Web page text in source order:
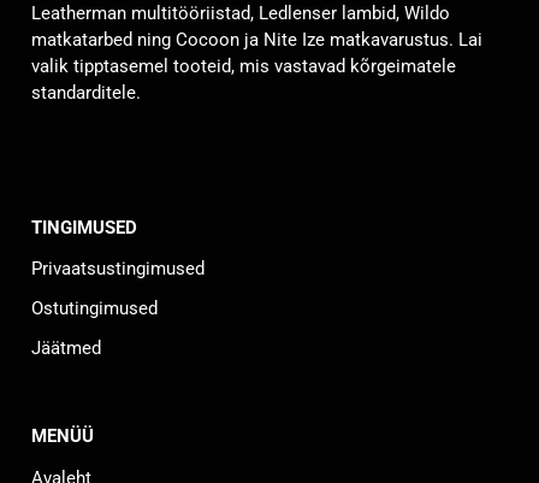
Leatherman multitööriistad, Ledlenser lambid, Wildo
matkatarbed ning Cocoon ja Nite Ize matkavarustus. Lai
valik tipptasemel tooteid, mis vastavad kõrgeimatele
standarditele.
TINGIMUSED
Privaatsustingimused
Ostutingimused
Jäätmed
MENÜÜ
Avaleht